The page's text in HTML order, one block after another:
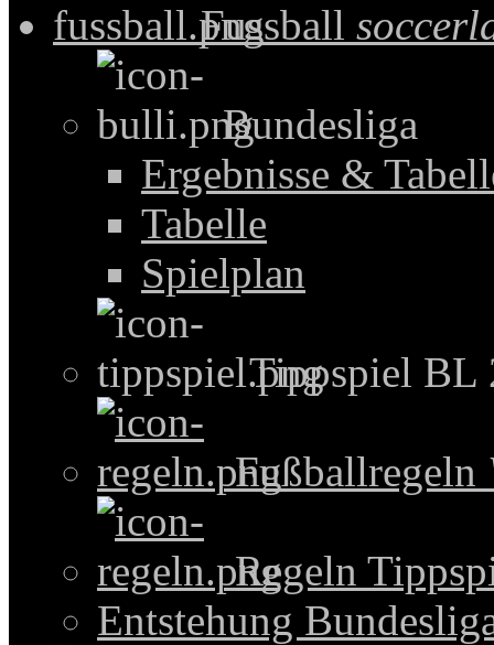
Fussball
Bundesliga
Ergebnisse &
Tabelle
Spielplan
Tippspiel BL
Fußballregeln
Regeln
Entstehung